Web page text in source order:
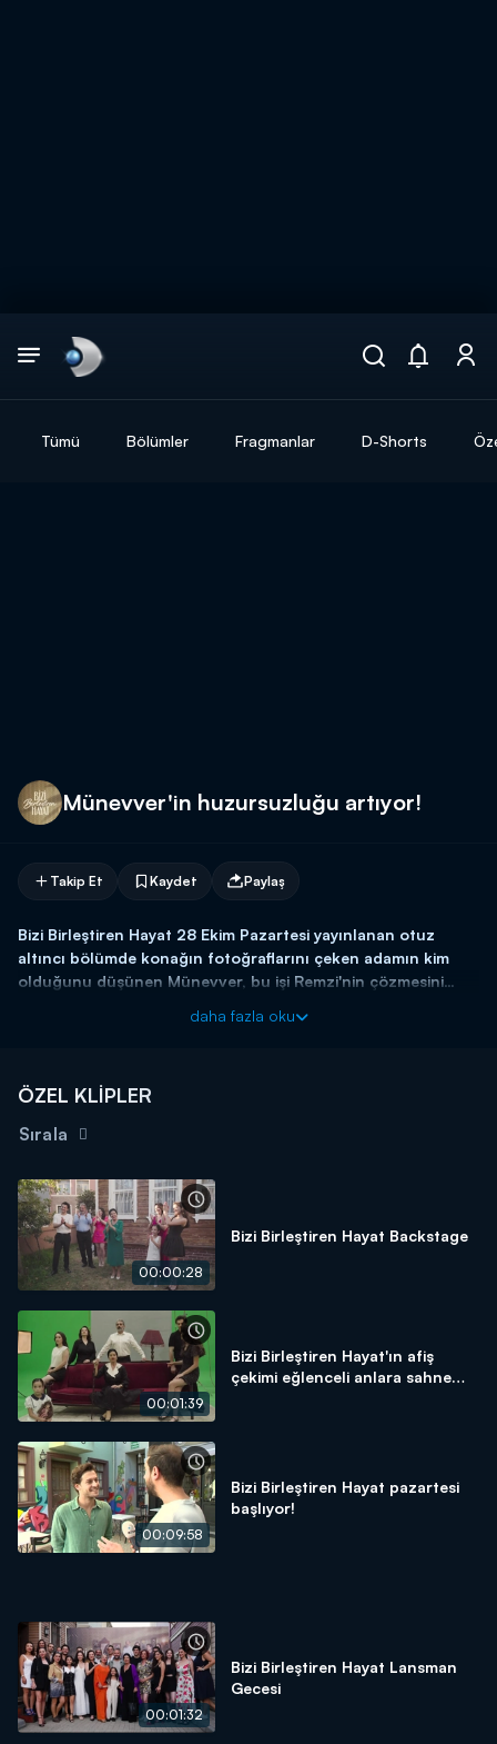
Tümü Bölümler Fragmanlar D-Shorts
Münevver'in huzursuzluğu artıyor!
Takip Et Kaydet Paylaş
Bizi Birleştiren Hayat 28 Ekim Pazartesi yayınlanan otuz
altıncı bölümde konağın fotoğraflarını çeken adamın kim
olduğunu düşünen Münevver, bu işi Remzi'nin çözmesini
daha fazla oku
ÖZEL KLİPLER
Sırala
00:00:28
Bizi Birleştiren Hayat Backstage
00:01:39
Bizi Birleştiren Hayat'ın afiş
çekimi eğlenceli anlara sahne
00:09:58
Bizi Birleştiren Hayat pazartesi
başlıyor!
00:01:32
Bizi Birleştiren Hayat Lansman
Gecesi